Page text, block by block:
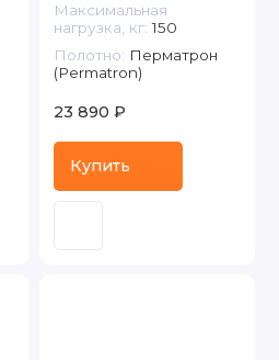
Максимальная
нагрузка, кг: 150
Полотно: Перматрон
(Permatron)
23 890 ₽
Купить